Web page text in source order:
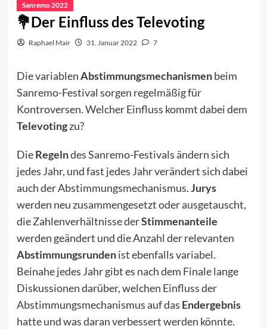
Sanremo 2022
Der Einfluss des Televoting
Raphael Mair 31. Januar 2022 7
Die variablenAbstimmungsmechanismenbeim
Sanremo-Festival sorgen regelmäßig für
Kontroversen. Welcher Einfluss kommt dabei dem
Televotingzu?
DieRegelndes Sanremo-Festivals ändern sich
jedes Jahr, und fast jedes Jahr verändert sich dabei
auch der Abstimmungsmechanismus.Jurys
werden neu zusammengesetzt oder ausgetauscht,
die Zahlenverhältnisse derStimmenanteile
werden geändert und die Anzahl der relevanten
Abstimmungsrundenist ebenfalls variabel.
Beinahe jedes Jahr gibt es nach dem Finale lange
Diskussionen darüber, welchen Einfluss der
Abstimmungsmechanismus auf das Endergebnis
hatte und was daran verbessert werden könnte.